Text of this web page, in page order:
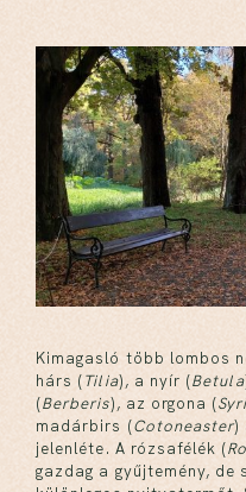
Kimagasló több lombos
hárs (Tilia), a nyír (Betula
(Berberis), az orgona (
madárbirs (Cotoneaster)
jelenléte. A rózsafélék (
gazdag a gyűjtemény,